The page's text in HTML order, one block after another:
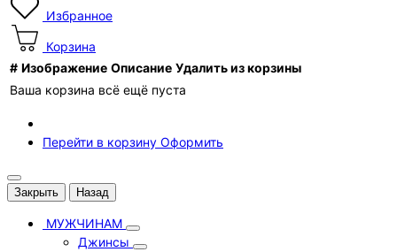
Избранное
Корзина
# Изображение Описание Удалить из корзины
Ваша корзина всё ещё пуста
Перейти в корзину Оформить
Закрыть Назад
МУЖЧИНАМ
Джинсы